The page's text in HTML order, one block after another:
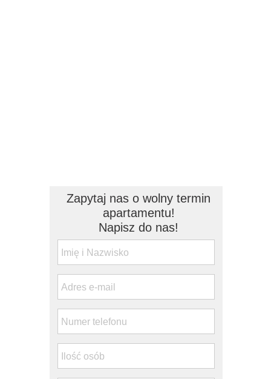
Zapytaj nas o wolny termin
apartamentu!
Napisz do nas!